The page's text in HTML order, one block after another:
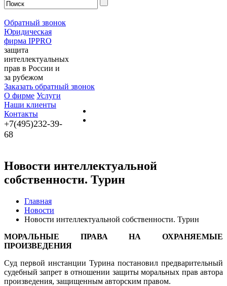
Обратный звонок
Юридическая
фирма IPPRO
защита
интеллектуальных
прав в России и
за рубежом
Заказать обратный звонок
О фирме Услуги
Наши клиенты
Контакты
+7(495)232-39-
68
Новости интеллектуальной
собственности. Турин
Главная
Новости
Новости интеллектуальной собственности. Турин
МОРАЛЬНЫЕ ПРАВА НА ОХРАНЯЕМЫЕ
ПРОИЗВЕДЕНИЯ
Суд первой инстанции Турина постановил предварительный
судебный запрет в отношении защиты моральных прав автора
произведения, защищенным авторским правом.